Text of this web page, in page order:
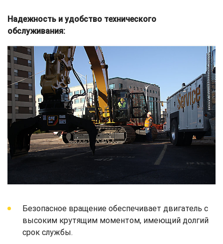
Надежность и удобство технического
обслуживания:
Безопасное вращение обеспечивает двигатель с
высоким крутящим моментом, имеющий долгий
срок службы.